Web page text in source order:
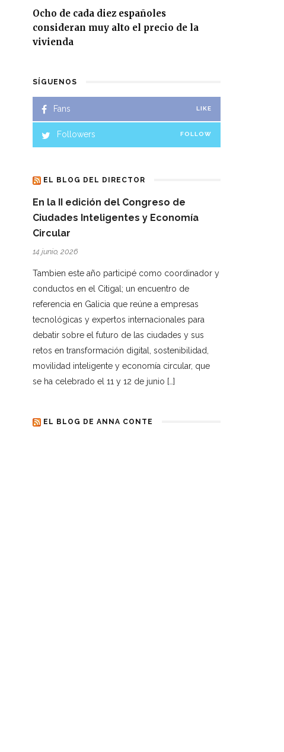
Ocho de cada diez españoles
consideran muy alto el precio de la
vivienda
SÍGUENOS
Fans LIKE
Followers FOLLOW
EL BLOG DEL DIRECTOR
En la II edición del Congreso de
Ciudades Inteligentes y Economía
Circular
14 junio, 2026
Tambien este año participé como coordinador y
conductos en el Citigal; un encuentro de
referencia en Galicia que reúne a empresas
tecnológicas y expertos internacionales para
debatir sobre el futuro de las ciudades y sus
retos en transformación digital, sostenibilidad,
movilidad inteligente y economía circular, que
se ha celebrado el 11 y 12 de junio […]
EL BLOG DE ANNA CONTE